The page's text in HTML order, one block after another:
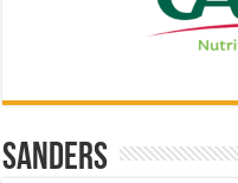
Sanders